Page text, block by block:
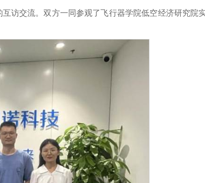
访交流。双方一同参观了飞行器学院低空经济研究院